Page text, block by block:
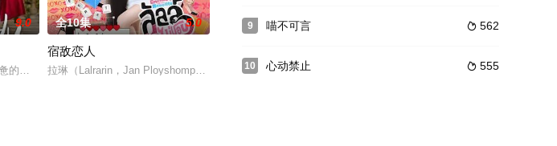
见了过去。Warat自幼时常梦见同一个女子，这个从不信
9.0
的心灵得以休息的清迈，在那里他偶然遇见了拥有酒店和 Phu Saeng Dao 农场的年
全10集 5.0
宿敌恋人
拉琳（Lalrarin，Jan Ployshompoo 饰）是公司雷厉风行的销售部主管，维塔卡（Wetaka，Jingji
9  562
喵不可言
10  555
心动禁止